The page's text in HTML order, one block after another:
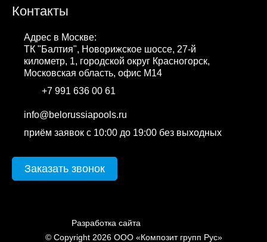
Контакты
Адрес в Москве:
ТК "Балтия", Новорижское шоссе, 27-й
километр, 1, городской округ Красногорск,
Московская область, офис М14
+7 991 636 00 61
info@belorussiapools.ru
приём заявок с 10:00 до 19:00 без выходных
Заказать звонок
© Copyright 2026 ООО «Композит групп Рус»
Разработка сайта